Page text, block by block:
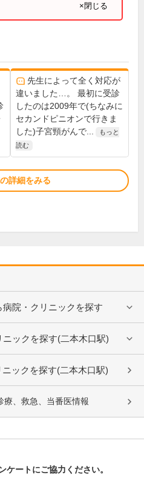
×閉じる
先生によって全く対応が
違いました…。 最初に受診
したのは2009年で(ちなみに
セカンドピニオンで行きま
した)子宮頸がんで...
もっと
読む
詳細をみる
院・クリニックを探す
ックを探す(二本木口駅)
ックを探す(二本木口駅)
療、救急、当番医情報
ケートにご協力ください。